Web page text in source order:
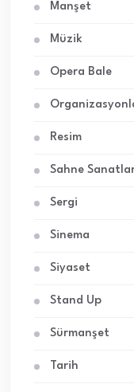
Manşet
Müzik
Opera Bale
Resim
Sahne
Sergi
Sinema
Siyaset
Stand Up
Sürmanşet
Tarih